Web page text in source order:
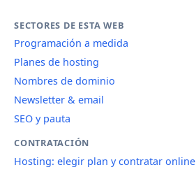
SECTORES DE ESTA WEB
Programación a medida
Planes de hosting
Nombres de dominio
Newsletter & email
SEO y pauta
CONTRATACIÓN
Hosting: elegir plan y contratar online